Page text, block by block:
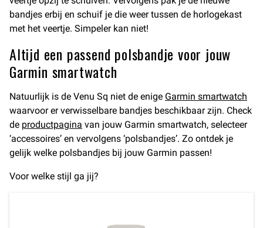
bandjes erbij en schuif je die weer tussen de horlogekast
met het veertje. Simpeler kan niet!
Altijd een passend polsbandje voor jouw
Garmin smartwatch
Natuurlijk is de Venu Sq niet de enige Garmin smartwatch
waarvoor er verwisselbare bandjes beschikbaar zijn. Check
de productpagina van jouw Garmin smartwatch, selecteer
‘accessoires’ en vervolgens ‘polsbandjes’. Zo ontdek je
gelijk welke polsbandjes bij jouw Garmin passen!
Voor welke stijl ga jij?